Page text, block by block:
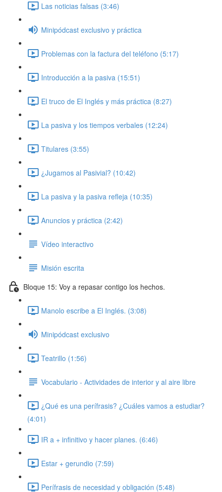
Las noticias falsas (3:46)
Minipódcast exclusivo y práctica
Problemas con la factura del teléfono (5:17)
Introducción a la pasiva (15:51)
El truco de El Inglés y más práctica (8:27)
La pasiva y los tiempos verbales (12:24)
Titulares (3:55)
¿Jugamos al Pasivial? (10:42)
La pasiva y la pasiva refleja (10:35)
Anuncios y práctica (2:42)
Vídeo interactivo
Misión escrita
Bloque 15: Voy a repasar contigo los hechos.
Manolo escribe a El Inglés. (3:08)
Minipódcast exclusivo
Teatrillo (1:56)
Vocabulario - Actividades de interior y al aire libre
¿Qué es una perífrasis? ¿Cuáles vamos a estudiar?
(4:01)
IR a + infinitivo y hacer planes. (6:46)
Estar + gerundio (7:59)
Perífrasis de necesidad y obligación (5:48)